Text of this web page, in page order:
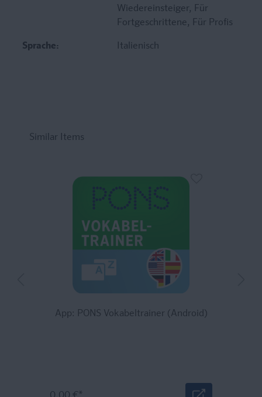
Wiedereinsteiger, Für
Fortgeschrittene, Für Profis
Sprache: Italienisch
Similar Items
App: PONS Vokabeltrainer (Android)